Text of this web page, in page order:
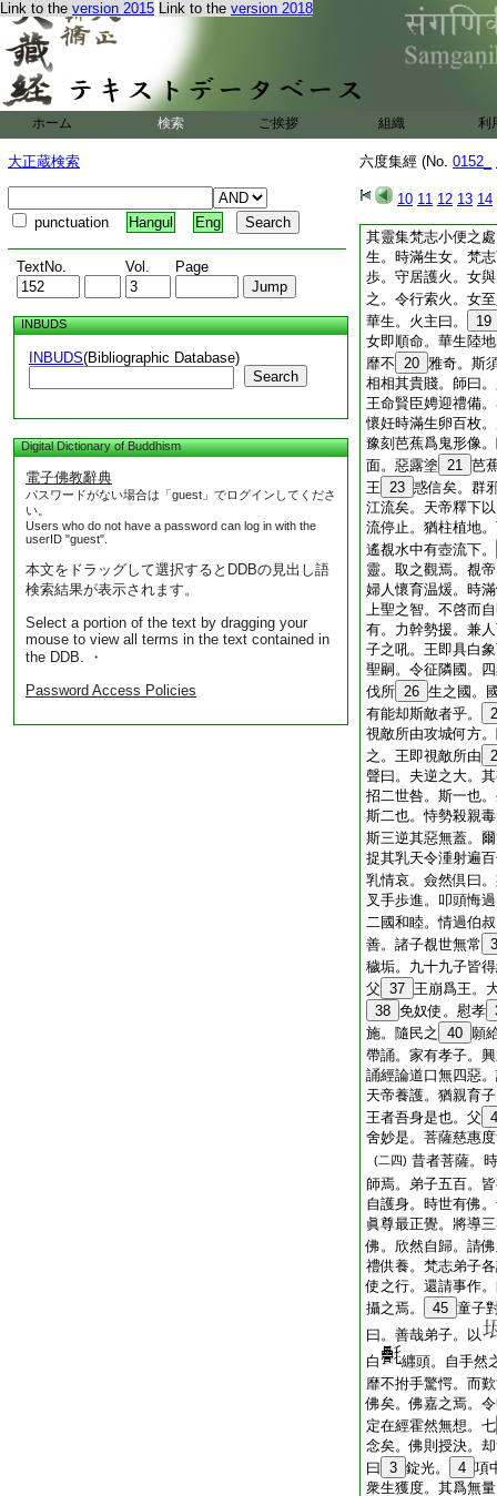
Link to the version 2015 Link to the version 2018
ホーム 検索 ご挨拶 組織 利
大正蔵検索
punctuation Hangul Eng
TextNo. Vol. Page
INBUDS
INBUDS(Bibliographic Database)
Search
Digital Dictionary of Buddhism
電子佛教辭典
パスワードがない場合は「guest」でログインしてくださ
い。
Users who do not have a password can log in with the
userID "guest".
本文をドラッグして選択するとDDBの見出し語
検索結果が表示されます。
Select a portion of the text by dragging your
mouse to view all terms in the text contained in
the DDB. ・
Password Access Policies
六度集經 (No. 0152_
10 11 12 13 14
衆生成濟萬物。斯
萬物所由生矣。菩
存斯人。絶欲棄邪
鉢中。蓮華一
12
放光明。母喜歎曰
生百子若
14 茲。
其靈集梵志小便之
生。時滿生女。梵
歩。守居護火。女
之。令行索火。女
華生。火主曰。
19
女即順命。華生陸
靡不 20 雅奇。斯
相相其貴賤。師曰
王命賢臣娉迎禮備
懷妊時滿生卵百枚
豫刻芭蕉爲鬼形像
面。惡露塗 21 芭
王 23 惑信矣。群
江流矣。天帝釋下
流停止。猶柱植地
遙覩水中有壺流下。
靈。取之觀焉。覩
婦人懷育温煖。時
上聖之智。不啓而
有。力幹勢援。兼
子之吼。王即具白
聖嗣。令征隣國。
伐所 26 生之國。
有能却斯敵者乎。
視敵所由攻城何方
之。王即視敵所由
聲曰。夫逆之大。
招二世咎。斯一也
斯二也。恃勢殺親
斯三逆其惡無蓋。
捉其乳天令湩射遍
乳情哀。僉然倶曰
叉手歩進。叩頭悔
二國和睦。情過伯
善。諸子覩世無常
穢垢。九十九子皆
父 37 王崩爲王。
38 免奴使。慰孝
施。隨民之
40 願
帶誦。家有孝子。
誦經論道口無四惡
天帝養護。猶親育
王者吾身是也。父
舍妙是。菩薩慈惠
(二四) 昔者菩薩。
師焉。弟子五百。
自護身。時世有佛
眞尊最正覺。將導
佛。欣然自歸。請
禮供養。梵志弟子
使之行。還請事作
攝之焉。
45 童子
曰。善哉弟子。以
白
纒頭。自手然
靡不拊手驚愕。而
佛矣。佛嘉之焉。
定在經霍然無想。七
念矣。佛則授決。
曰 3 錠光。 4 項
衆生獲度。其爲無